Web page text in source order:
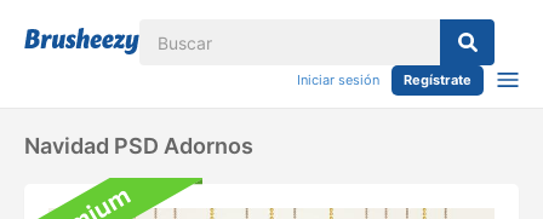
Iniciar sesión Regístrate
Navidad PSD Adornos